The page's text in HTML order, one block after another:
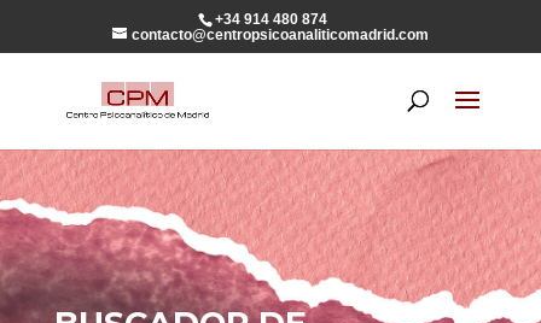
+34 914 480 874
contacto@centropsicoanaliticomadrid.com